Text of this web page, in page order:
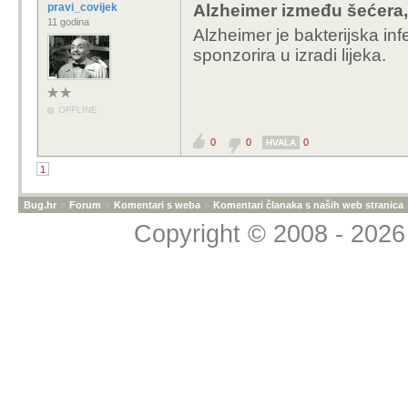
pravi_covijek
11 godina
OFFLINE
Alzheimer između
Alzheimer je bakterijska
sponzorira u izradi lijeka.
0 0 HVALA 0
1
Bug.hr » Forum » Komentari s weba » Komentari članaka s naših web stranica
Copyright © 2008 -